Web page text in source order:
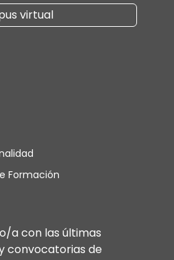
virtual
Formación
a con las últimas
convocatorias de